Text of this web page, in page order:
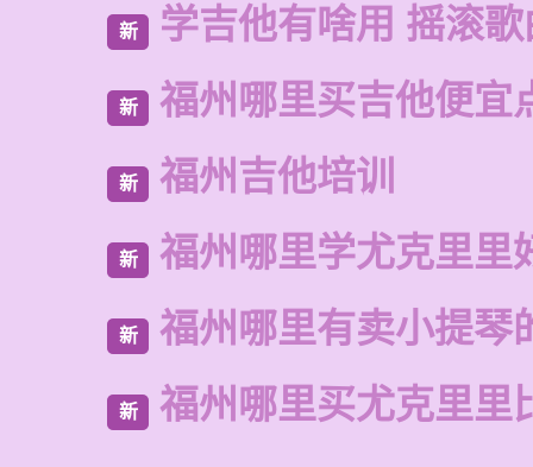
新 学吉他有啥用 摇滚歌
新 福州哪里买吉他便宜
新 福州吉他培训
新 福州哪里学尤克里里
新 福州哪里有卖小提琴
新 福州哪里买尤克里里